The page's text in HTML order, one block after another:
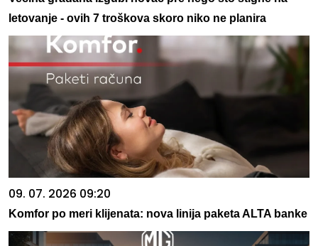
letovanje - ovih 7 troškova skoro niko ne planira
09. 07. 2026 09:20
Komfor po meri klijenata: nova linija paketa ALTA banke